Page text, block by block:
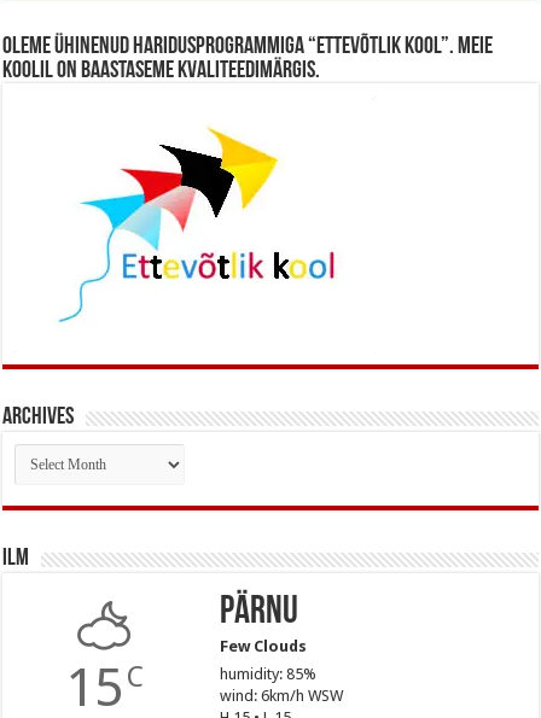
Oleme ühinenud haridusprogrammiga “Ettevõtlik Kool”. Meie
koolil on baastaseme kvaliteedimärgis.
Archives
Archives
Ilm
15 C
Pärnu
Few Clouds
humidity: 85%
wind: 6km/h WSW